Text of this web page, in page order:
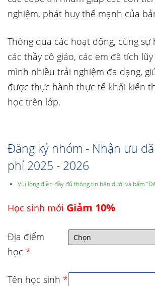
nghiệm, phát huy thế mạnh của
Thông qua các hoạt động, cùng sự
các thầy cô giáo, các em đã tích
mình nhiều trải nghiệm đa dạng,
được thực hành thực tế khối kiến
học trên lớp.
Đăng ký nhóm - Nhận ưu
phí 2025 - 2026
Vùi lòng điền đầy đủ thông tin bên dưới và bấm
Học sinh mới Giảm 10%
Địa điểm
học *
Tên học sinh *